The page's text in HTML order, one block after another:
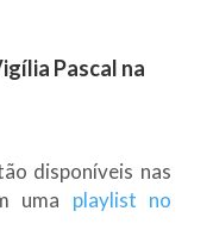
Pascal na
disponíveis nas
uma playlist no